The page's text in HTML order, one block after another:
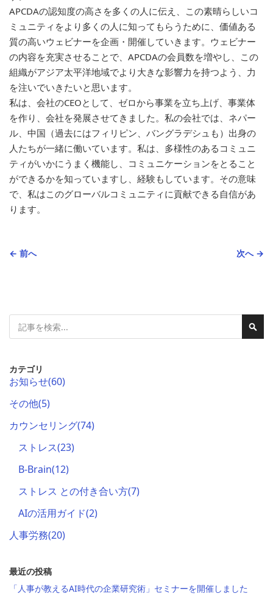
APCDAの認知度の高さを多くの人に伝え、この素晴らしいコ
ミュニティをより多くの人に知ってもらうために、価値ある
質の高いウェビナーを企画・開催していきます。ウェビナー
の内容を充実させることで、APCDAの会員数を増やし、この
組織がアジア太平洋地域でより大きな影響力を持つよう、力
を注いでいきたいと思います。
私は、会社のCEOとして、ゼロから事業を立ち上げ、事業体
を作り、会社を発展させてきました。私の会社では、ネパー
ル、中国（過去にはフィリピン、バングラデシュも）出身の
人たちが一緒に働いています。私は、多様性のあるコミュニ
ティがいかにうまく機能し、コミュニケーションをとること
ができるかを知っていますし、経験もしています。その意味
で、私はこのグローバルコミュニティに貢献できる自信があ
ります。
← 前へ 次へ →
検
検
カテゴリ
お知らせ(60)
その他(5)
カウンセリング(74)
ストレス(23)
B-Brain(12)
ストレス との付き合い方(7)
AIの活用ガイド(2)
人事労務(20)
最近の投稿
「人事が教えるAI時代の企業研究術」セミナーを開催しました